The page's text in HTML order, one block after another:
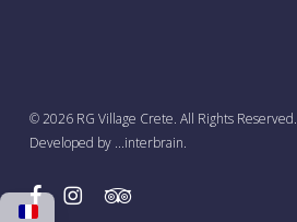
© 2026 RG Village Crete. All Rights Reserved.
Developed by ...interbrain.
facebookinstagram
flickr
Greek